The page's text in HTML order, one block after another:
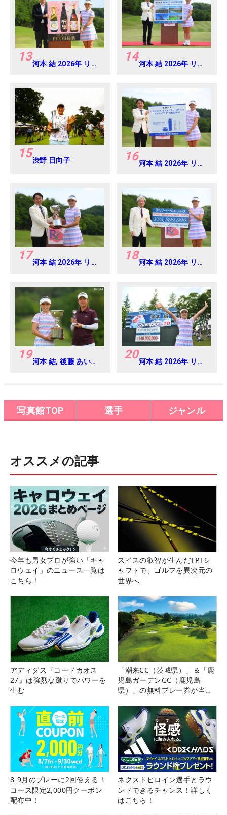
13河本 結 2026年 リゾ
14河本 結 2026年 リゾ
15渋野 日向子 16河本 結 2026年 リゾ
17河本 結 2026年 リゾ
18河本 結 2026年 リゾ
19河本 結, 後藤 あい
20河本 結 2026年 リゾ
写真館TOP 選手 ジャンル
オススメの記事
今年も男女プロが強い「キャ
ロウェイ」のニュース一覧は
こちら！
スイスの叡智が生んだTPTシ
ャフトで、ゴルフを異次元の
世界へ
アディダス『コードカオス
27』は強烈な蹴りでパワーを
生む
「潮来CC（茨城県）」＆「鹿
児島ガーデンGC（鹿児島
県）」の無料プレー券が当た
8-9月のプレーに2回使える！
コース限定2,000円クーポン
配布中！
ネクストヒロイン選手とラウ
ンドできるチャンス！詳しく
はこちら！